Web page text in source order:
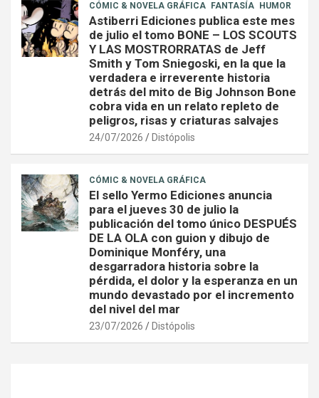
CÓMIC & NOVELA GRÁFICA FANTASÍA HUMOR
Astiberri Ediciones publica este mes
de julio el tomo BONE – LOS SCOUTS
Y LAS MOSTRORRATAS de Jeff
Smith y Tom Sniegoski, en la que la
verdadera e irreverente historia
detrás del mito de Big Johnson Bone
cobra vida en un relato repleto de
peligros, risas y criaturas salvajes
24/07/2026 Distópolis
CÓMIC & NOVELA GRÁFICA
El sello Yermo Ediciones anuncia
para el jueves 30 de julio la
publicación del tomo único DESPUÉS
DE LA OLA con guion y dibujo de
Dominique Monféry, una
desgarradora historia sobre la
pérdida, el dolor y la esperanza en un
mundo devastado por el incremento
del nivel del mar
23/07/2026 Distópolis